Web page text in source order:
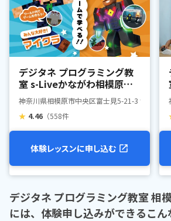
デジタネ プログラミング教
室 s-Liveかながわ相模原富
士見校
神奈川県相模原市中央区富士見5-21-3 サニーヒ
★ 4.46 （558件
体験レッスンに申し込む
デジタネ プログラミング教室 相
には、体験申し込みができるこ